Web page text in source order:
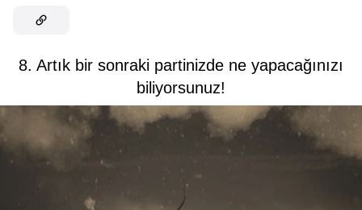
8. Artık bir sonraki partinizde ne yapacağınızı
biliyorsunuz!